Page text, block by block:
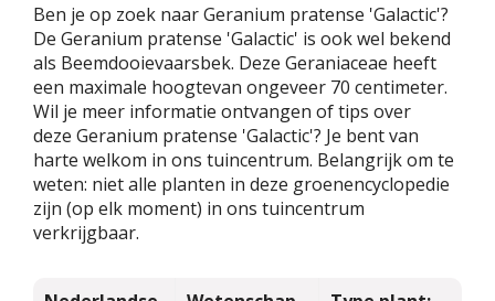
Ben je op zoek naar Geranium pratense 'Galactic'?
De Geranium pratense 'Galactic' is ook wel bekend
als Beemdooievaarsbek. Deze Geraniaceae heeft
een maximale hoogtevan ongeveer 70 centimeter.
Wil je meer informatie ontvangen of tips over
deze Geranium pratense 'Galactic'? Je bent van
harte welkom in ons tuincentrum. Belangrijk om te
weten: niet alle planten in deze groenencyclopedie
zijn (op elk moment) in ons tuincentrum
verkrijgbaar.